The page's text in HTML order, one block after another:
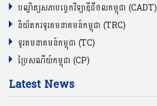
បណ្ឌិត្យសភាបច្ចេកវិទ្យាឌីជីថលកម្ពុជា (CADT)
និយ័តករទូរគមនាគមន៍កម្ពុជា (TRC)
ទូរគមនាគមន៍កម្ពុជា (TC)
ប្រៃសណីយ៍កម្ពុជា (CP)
Latest News